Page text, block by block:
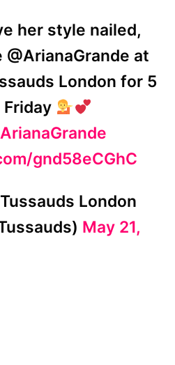
her style nailed,
@ArianaGrande at
London for 5
gnd58eCGhC
London
May 21,